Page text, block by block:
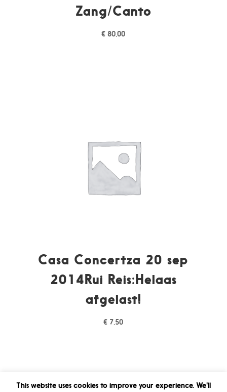
Zang/Canto
€ 80,00
Casa Concertza 20 sep
2014Rui Reis:Helaas
afgelast!
€ 7,50
This website uses cookies to improve your experience. We'll